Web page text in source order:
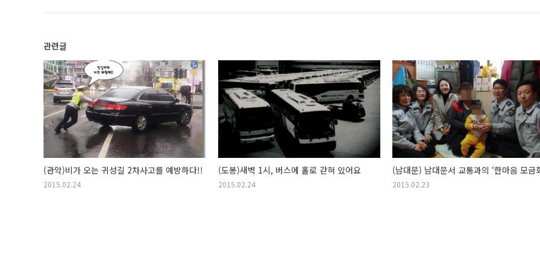
관련글
(관악)비가 오는 귀성길 2차사고를 예방하다!!
2015.02.24
(도봉)새벽 1시, 버스에 홀로 갇혀 있어요
2015.02.24
(남대문) 남대문서 교통과의 ‘한마음 모금
2015.02.23